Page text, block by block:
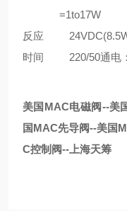
=1to17W
反应
时间 220/50通电：
美国MAC电磁阀--美
国MAC先导阀--美国
C控制阀--上海天筹